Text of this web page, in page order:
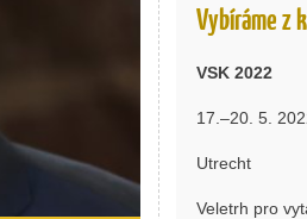
Vybíráme z
VSK 2022
17.–20. 5.
Utrecht
Veletrh pro